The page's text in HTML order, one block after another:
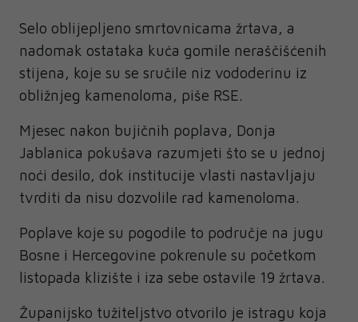
Selo oblijepljeno smrtovnicama žrtava, a
nadomak ostataka kuća gomile neraščišćenih
stijena, koje su se sručile niz vododerinu iz
obližnjeg kamenoloma, piše RSE.
Mjesec nakon bujičnih poplava, Donja
Jablanica pokušava razumjeti što se u jednoj
noći desilo, dok institucije vlasti nastavljaju
tvrditi da nisu dozvolile rad kamenoloma.
Poplave koje su pogodile to područje na jugu
Bosne i Hercegovine pokrenule su početkom
listopada klizište i iza sebe ostavile 19 žrtava.
Županijsko tužiteljstvo otvorilo je istragu koja